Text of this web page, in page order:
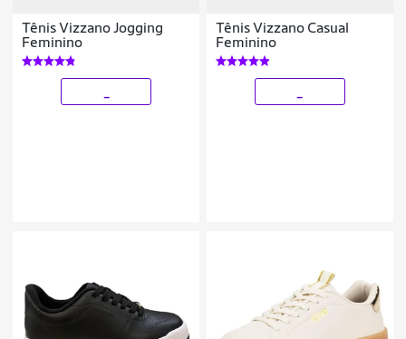
Tênis Vizzano Jogging
Feminino
Tênis Vizzano Casual
Feminino